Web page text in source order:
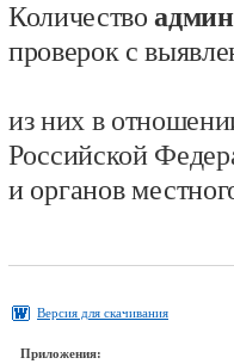
Количество
проверок с
из них в
Российской
и органов
Версия для скачивания
Приложения: